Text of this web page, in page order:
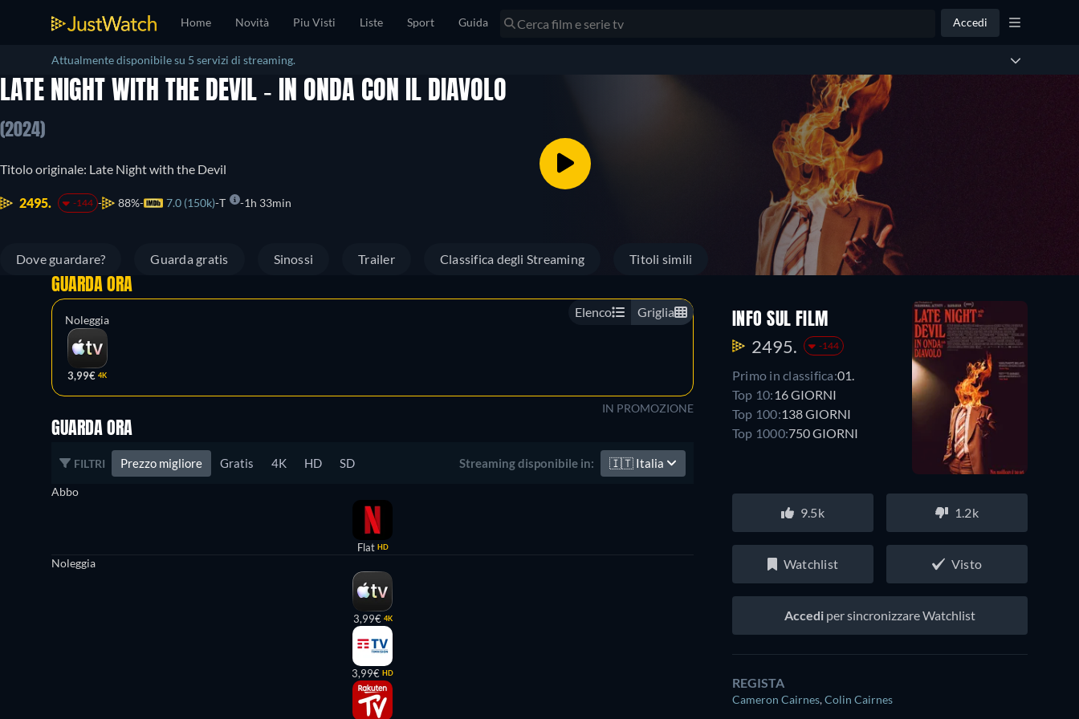
Home Novità Piu Visti Liste Sport Guida Accedi
Attualmente disponibile su 5 servizi di streaming.
LATE NIGHT WITH THE DEVIL - IN ONDA CON IL DIAVOLO
(2024)
Titolo originale: Late Night with the Devil
2495. -144 88% 7.0 (150k) T 1h 33min
Dove guardare? Guarda gratis Sinossi Trailer Classifica degli Streaming Titoli simili
Elenco Griglia
GUARDA ORA
Noleggia
3,99€ 4K
IN PROMOZIONE
GUARDA ORA
FILTRI Prezzo migliore Gratis 4K HD SD Streaming disponibile in: 🇮🇹 Italia
Abbo
Flat HD
Noleggia
3,99€ 4K
3,99€ HD
INFO SUL FILM
2495. -144
Primo in classifica:01.
Top 10: 16 GIORNI
Top 100:138 GIORNI
Top 1000:750 GIORNI
9.5k 1.2k
Watchlist Visto
Accedi per sincronizzare Watchlist
REGISTA
Cameron Cairnes,Colin Cairnes